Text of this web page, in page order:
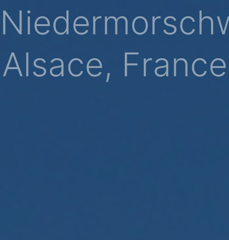
Alsace, France